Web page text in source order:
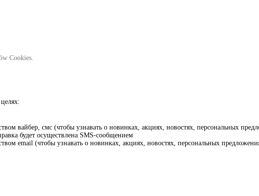
Cookies.
вайбер, смс (чтобы узнавать о новинках, акциях, новостях, персональных
будет осуществлена SMS-сообщением
email (чтобы узнавать о новинках, акциях, новостях, персональных